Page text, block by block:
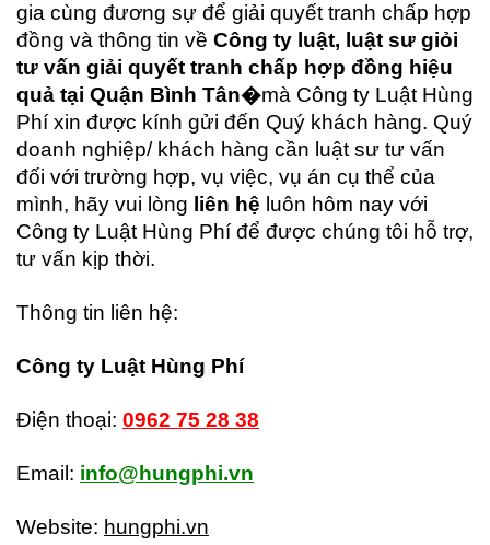
gia cùng đương sự để giải quyết tranh chấp hợp
đồng và thông tin về Công ty luật, luật sư giỏi
tư vấn giải quyết tranh chấp hợp đồng hiệu
quả tại Quận Bình Tân�mà Công ty Luật Hùng
Phí xin được kính gửi đến Quý khách hàng. Quý
doanh nghiệp/ khách hàng cần luật sư tư vấn
đối với trường hợp, vụ việc, vụ án cụ thể của
mình, hãy vui lòng liên hệ luôn hôm nay với
Công ty Luật Hùng Phí để được chúng tôi hỗ trợ,
tư vấn kịp thời.
Thông tin liên hệ:
Công ty Luật Hùng Phí
Điện thoại: 0962 75 28 38
Email: info@hungphi.vn
Website: hungphi.vn